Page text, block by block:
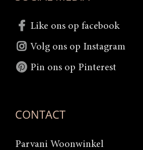
Like ons op facebook
Volg ons op Instagram
Pin ons op Pinterest
CONTACT
Parvani Woonwinkel